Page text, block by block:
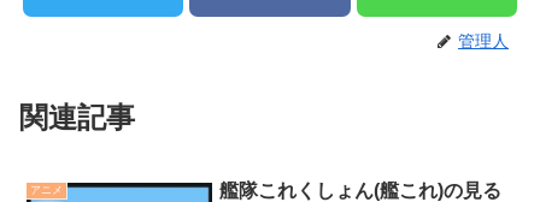
管理人
関連記事
アニメ
艦隊これくしょん(艦これ)の見る